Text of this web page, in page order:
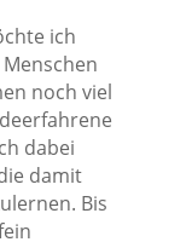
ich
noch viel
dabei
damit
Bis